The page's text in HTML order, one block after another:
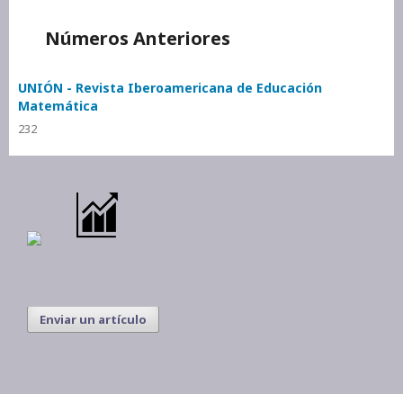
Números Anteriores
UNIÓN - Revista Iberoamericana de Educación
Matemática
232
Enviar un artículo